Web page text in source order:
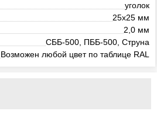
уголок
25х25 мм
2,0 мм
СББ-500, ПББ-500, Струна
Возможен любой цвет по таблице RAL